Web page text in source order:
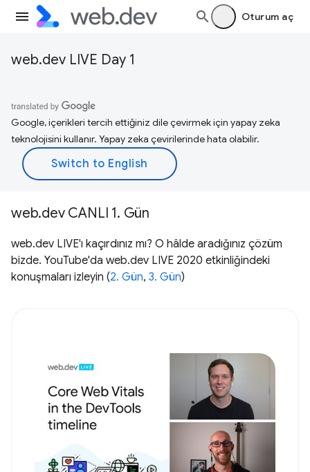
Oturum aç
web.dev LIVE Day 1
Google, içerikleri tercih ettiğiniz dile çevirmek için yapay zeka
teknolojisini kullanır. Yapay zeka çevirilerinde hata olabilir.
web.dev CANLI 1. Gün
web.dev LIVE'ı kaçırdınız mı? O hâlde aradığınız çözüm
bizde. YouTube'da web.dev LIVE 2020 etkinliğindeki
konuşmaları izleyin (2. Gün, 3. Gün)